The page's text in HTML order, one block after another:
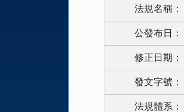
法規名稱：
公發布日：
修正日期：
發文字號：
法規體系：